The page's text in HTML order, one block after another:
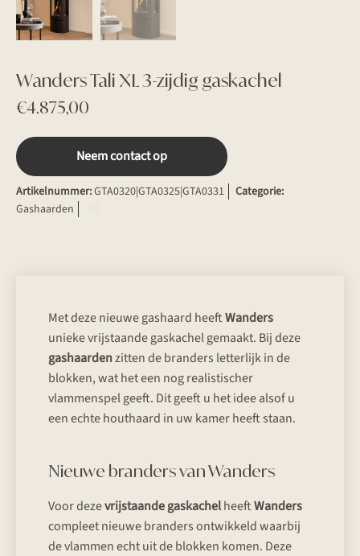
Wanders Tali XL 3-zijdig gaskachel
€4.875,00
Neem contact op
Artikelnummer:GTA0320|GTA0325|GTA0331
Categorie:
Gashaarden
Met deze nieuwe gashaard heeftWanders
unieke vrijstaande gaskachel gemaakt. Bij deze
gashaardenzitten de branders letterlijk in de
blokken, wat het een nog realistischer
vlammenspel geeft. Dit geeft u het idee alsof u
een echte houthaard in uw kamer heeft staan.
Nieuwe branders van Wanders
Voor dezevrijstaande gaskachelheeftWanders
compleet nieuwe branders ontwikkeld waarbij
de vlammen echt uit de blokken komen. Deze